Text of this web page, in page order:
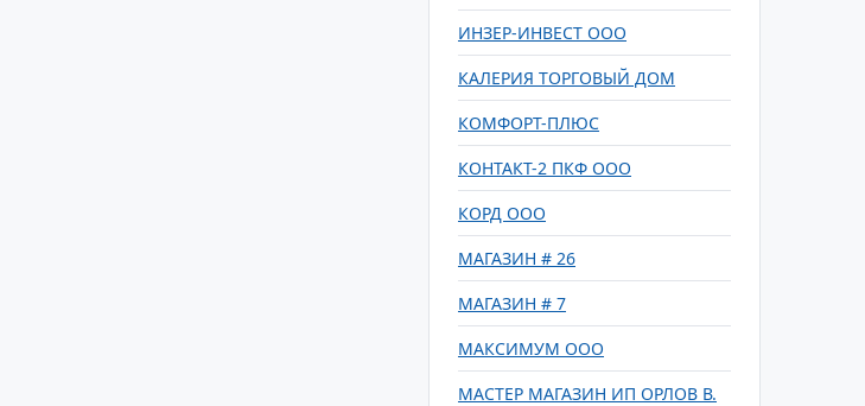
ИНЗЕР-ИНВЕСТ ООО
КАЛЕРИЯ ТОРГОВЫЙ ДОМ
КОМФОРТ-ПЛЮС
КОНТАКТ-2 ПКФ ООО
КОРД ООО
МАГАЗИН # 26
МАГАЗИН # 7
МАКСИМУМ ООО
МАСТЕР МАГАЗИН ИП ОРЛОВ В.